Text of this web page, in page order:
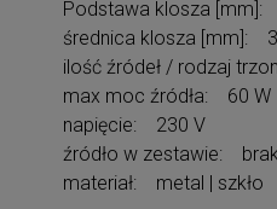
Podstawa klosza
średnica klosza [mm]:
ilość źródeł / rodzaj
max moc źródła: 60 W
napięcie: 230 V
źródło w zestawie: brak
materiał: metal | szkło